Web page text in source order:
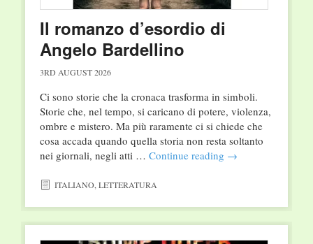
Il romanzo d’esordio di
Angelo Bardellino
3RD AUGUST 2026
Ci sono storie che la cronaca trasforma in simboli.
Storie che, nel tempo, si caricano di potere, violenza,
ombre e mistero. Ma più raramente ci si chiede che
cosa accada quando quella storia non resta soltanto
nei giornali, negli atti … Continue reading →
ITALIANO, LETTERATURA